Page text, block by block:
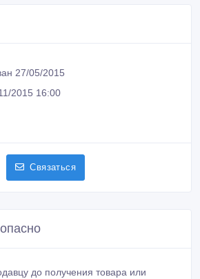
27/05/2015
2015 16:00
Связаться
до получения товара или